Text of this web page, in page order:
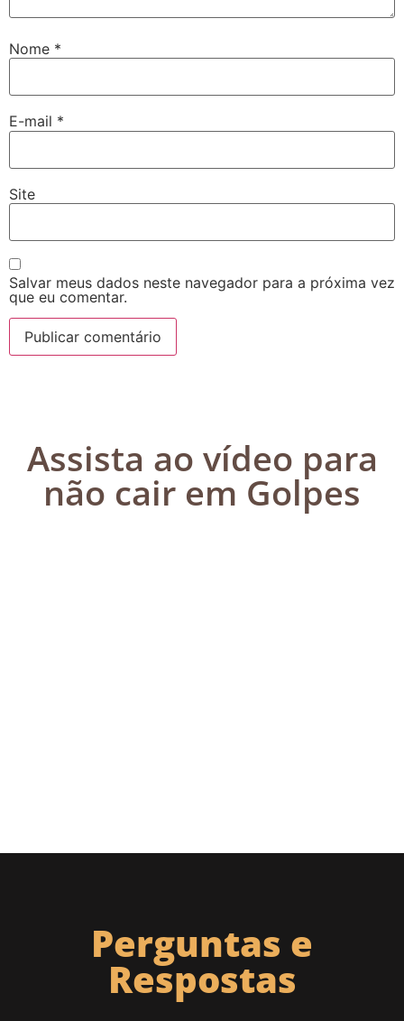
Nome *
E-mail *
Site
Salvar meus dados neste navegador para a próxima vez
que eu comentar.
Assista ao vídeo para
não cair em Golpes
Perguntas e
Respostas